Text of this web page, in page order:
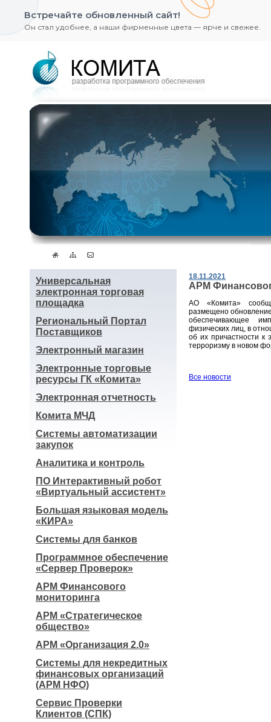
Встречайте обновленный сайт!
Он стал удобнее, а наши фирменные цвета — ярче и свежее.
Универсальная
электронная торговая
площадка
Региональный Портал
Поставщиков
Электронный магазин
Электронные торговые
ресурсы ГК «Комита»
Электронная отчетность
Комита МЧД
Системы автоматизации
закупок
Аналитика и контроль
ПО Интерактивный робот
«Виртуальный ассистент»
Большая языковая модель
«КИРА»
Системы для банков
Программное обеспечение
«Сервер Проверок»
АРМ Финансового
мониторинга
АРМ «Стратегическое
общество»
АРМ «Организация 2.0»
Системы для некредитных
финансовых организаций
(АРМ НФО)
Сервис Проверки
Клиентов (СПК)
18.11.2021
АРМ
АО «Комита»
размещено
обеспечивающее
физических лиц, в
об их причастности к
терроризму в новом
Все новости